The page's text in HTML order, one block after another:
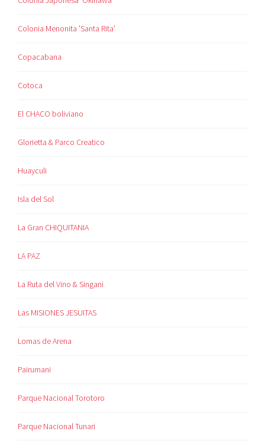
Colonia Menonita 'Santa Rita'
Copacabana
Cotoca
El CHACO boliviano
Glorietta & Parco Creatico
Huayculi
Isla del Sol
La Gran CHIQUITANIA
LA PAZ
La Ruta del Vino & Singani
Las MISIONES JESUITAS
Lomas de Arena
Pairumani
Parque Nacional Torotoro
Parque Nacional Tunari